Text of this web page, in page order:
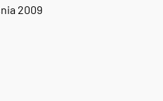
2009